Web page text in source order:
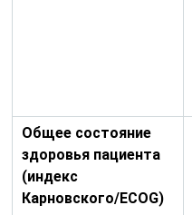
Общее состояние
здоровья пациента
(индекс
Карновского/ECOG)